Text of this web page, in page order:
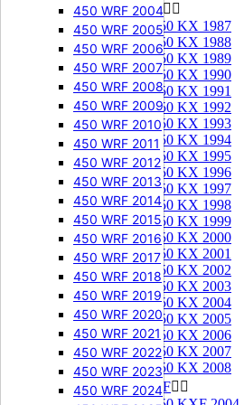
450 WRF 2004
450 WRF 2005
450 WRF 2006
450 WRF 2007
450 WRF 2008
450 WRF 2009
450 WRF 2010
450 WRF 2011
450 WRF 2012
450 WRF 2013
450 WRF 2014
450 WRF 2015
450 WRF 2016
450 WRF 2017
450 WRF 2018
450 WRF 2019
450 WRF 2020
450 WRF 2021
450 WRF 2022
450 WRF 2023
450 WRF 2024
250 KX 
250 KX 1987
250 KX 1988
250 KX 1989
250 KX 1990
250 KX 1991
250 KX 1992
250 KX 1993
250 KX 1994
250 KX 1995
250 KX 1996
250 KX 1997
250 KX 1998
250 KX 1999
250 KX 2000
250 KX 2001
250 KX 2002
250 KX 2003
250 KX 2004
250 KX 2005
250 KX 2006
250 KX 2007
250 KX 2008
250 KXF 